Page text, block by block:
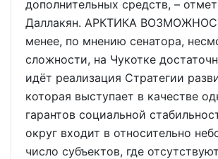
дополнительных средств, –
Даллакян. АРКТИКА
менее, по мнению сенатора,
сложности, на Чукотке
идёт реализация Стратегии
которая выступает в качестве
гарантов социальной
округ входит в относительно
число субъектов, где